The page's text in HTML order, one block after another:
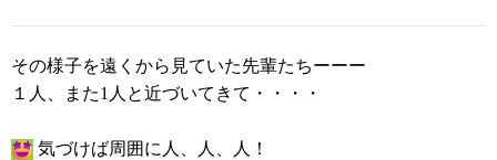
その様子を遠くから見ていた先輩たちーーー
１人、また1人と近づいてきて・・・・
気づけば周囲に人、人、人！